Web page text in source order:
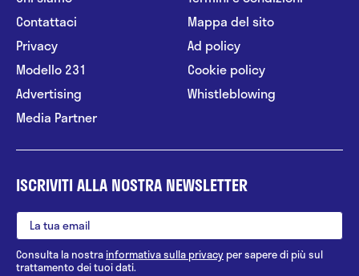
Contattaci
Privacy
Modello 231
Advertising
Media Partner
Mappa del sito
Ad policy
Cookie policy
Whistleblowing
ISCRIVITI ALLA NOSTRA NEWSLETTER
Consulta la nostrainformativa sulla privacy per sapere di più sul
trattamento dei tuoi dati.